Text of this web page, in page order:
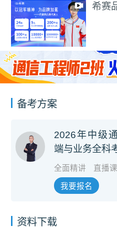
希赛
备考方案
2026年中级
端与业务全科
全面精讲 直播
我要报名
资料下载